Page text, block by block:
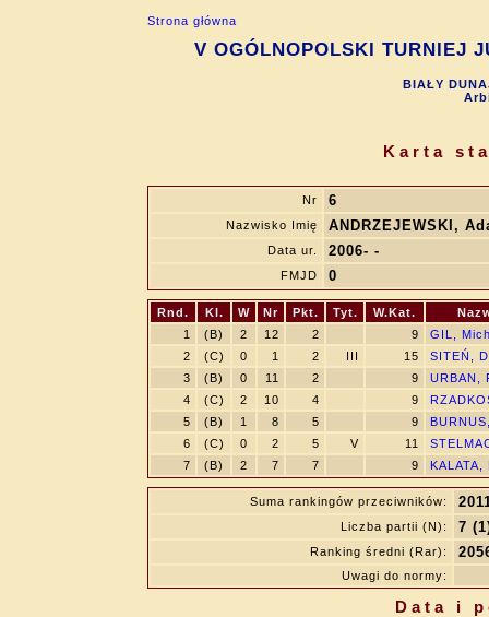
Strona główna
V OGÓLNOPOLSKI TURNIEJ
BIAŁY
Karta
Nr 6
Nazwisko Imię ANDRZEJEWSKI,
Data ur. 2006- -
FMJD 0
Rnd. Kl. W Nr Pkt. Tyt. W.Kat.
1
(B) 2 12 2 9
GIL,
2
(C) 0 1 2 III 15
SITEŃ,
3
(B) 0 11 2 9
URBAN,
4
(C) 2 10 4 9
5
(B) 1 8 5 9
6
(C) 0 2 5 V 11
7
(B) 2 7 7 9 KALATA,
Suma rankingów przeciwników:
Liczba partii (N): 7
Ranking średni (Rar):
Uwagi do normy:
Data i